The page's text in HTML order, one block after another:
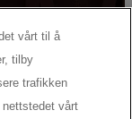
vårt til å
tilby
trafikken
vårt